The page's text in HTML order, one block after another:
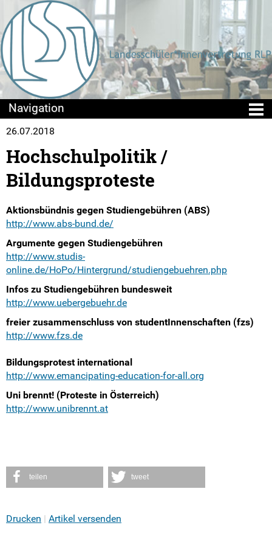
Die LSV
Positionen & Lesestoff
SV-Arbeit vor Ort
Du hast Recht(e)
Bildungspolitik
SVen vor Ort
Bundes- und europaweite SchülerInnenvertretungen
(Jugend)verbände, Parteien, Initiativen und inhaltliche
Shop
Kontakt
26.07.2018
Hochschulpolitik /
Bildungsproteste
Aktionsbündnis gegen Studiengebühren (ABS)
http://www.abs-bund.de/
Argumente gegen Studiengebühren
http://www.studis-
online.de/HoPo/Hintergrund/studiengebuehren.php
Infos zu Studiengebühren bundesweit
http://www.uebergebuehr.de
freier zusammenschluss von studentInnenschaften (fzs)
http://www.fzs.de
Bildungsprotest international
http://www.emancipating-education-for-all.org
Uni brennt! (Proteste in Österreich)
http://www.unibrennt.at
teilen tweet
Drucken Artikel versenden